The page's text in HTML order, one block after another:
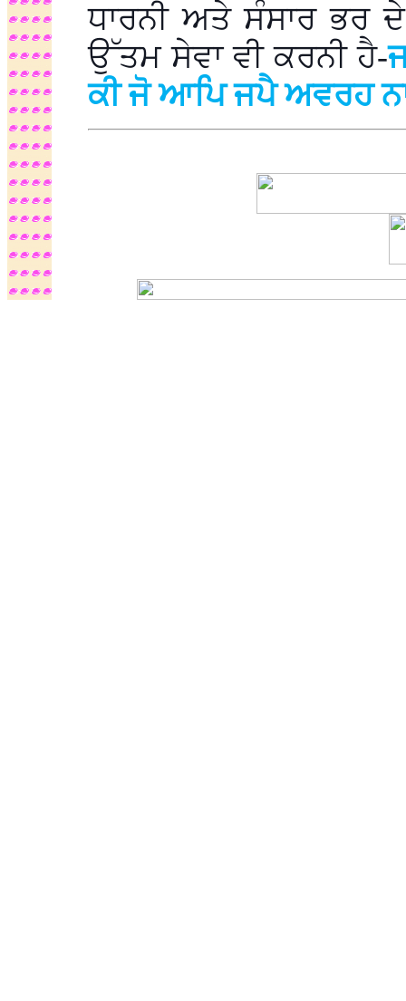
ਧਾਰਨੀ ਅਤੇ ਸੰਸਾਰ ਭਰ
ਉੱਤਮ ਸੇਵਾ ਵੀ ਕਰਨੀ ਹੈ-
ਕੀ ਜੋ ਆਪਿ ਜਪੈ ਅਵਰਹ